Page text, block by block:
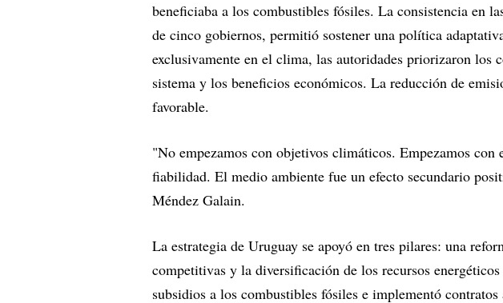
beneficiaba a los combustibles fósiles. La consistencia en
de cinco gobiernos, permitió sostener una política
exclusivamente en el clima, las autoridades priorizaron los
sistema y los beneficios económicos. La reducción de
favorable.
"No empezamos con objetivos climáticos. Empezamos
fiabilidad. El medio ambiente fue un efecto secundario
Méndez Galain.
La estrategia de Uruguay se apoyó en tres pilares: una
competitivas y la diversificación de los recursos
subsidios a los combustibles fósiles e implementó